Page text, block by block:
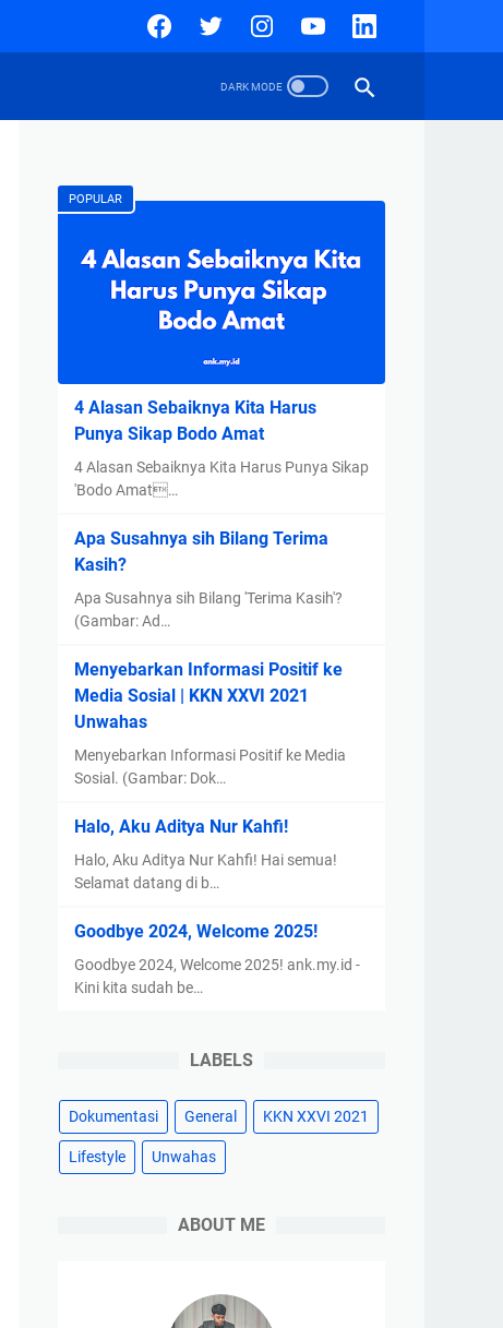
POPULAR
4 Alasan Sebaiknya Kita Harus
Punya Sikap Bodo Amat
4 Alasan Sebaiknya Kita Harus Punya Sikap
'Bodo Amat…
Apa Susahnya sih Bilang Terima
Kasih?
Apa Susahnya sih Bilang 'Terima Kasih'?
(Gambar: Ad…
Menyebarkan Informasi Positif ke
Media Sosial | KKN XXVI 2021
Unwahas
Menyebarkan Informasi Positif ke Media
Sosial. (Gambar: Dok…
Halo, Aku Aditya Nur Kahfi!
Halo, Aku Aditya Nur Kahfi! Hai semua!
Selamat datang di b…
Goodbye 2024, Welcome 2025!
Goodbye 2024, Welcome 2025! ank.my.id -
Kini kita sudah be…
LABELS
Dokumentasi General KKN XXVI 2021
Lifestyle Unwahas
ABOUT ME